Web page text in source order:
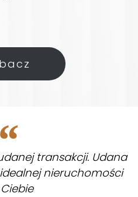
transakcji. Udana
nieruchomości